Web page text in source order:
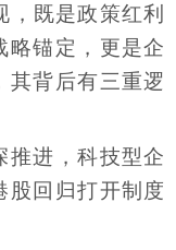
，既是政策红利
略锚定，更是企
其背后有三重逻
推进，科技型企
股回归打开制度